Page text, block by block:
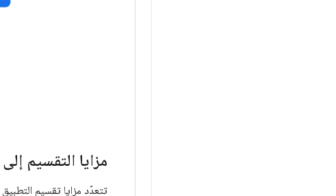
مزايا التقسيم
تتعدّد مزايا تقسيم